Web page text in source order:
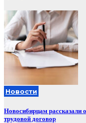
Новости
Новосибирцам рассказали
трудовой договор